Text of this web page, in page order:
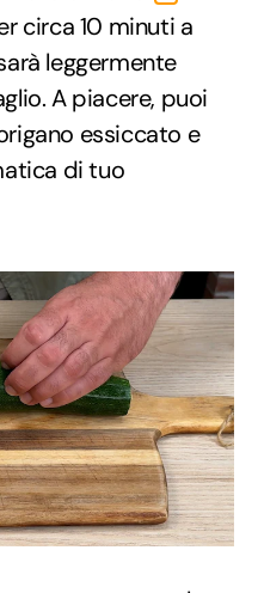
circa 10 minuti a
leggermente
A piacere, puoi
essiccato e
di tuo